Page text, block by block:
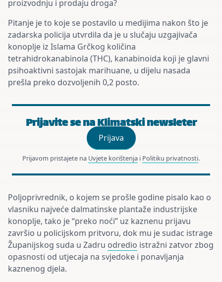
proizvodnju i prodaju droga?
Pitanje je to koje se postavilo u medijima nakon što je
zadarska policija utvrdila da je u slučaju uzgajivača
konoplje iz Islama Grčkog količina
tetrahidrokanabinola (THC), kanabinoida koji je glavni
psihoaktivni sastojak marihuane, u dijelu nasada
prešla preko dozvoljenih 0,2 posto.
Prijavite se na Klimatski newsleter
Prijava
Prijavom pristajete na Uvjete korištenja i Politiku privatnosti.
Poljoprivrednik, o kojem se prošle godine pisalo kao o
vlasniku najveće dalmatinske plantaže industrijske
konoplje, tako je “preko noći” uz kaznenu prijavu
završio u policijskom pritvoru, dok mu je sudac istrage
Županijskog suda u Zadru odredio istražni zatvor zbog
opasnosti od utjecaja na svjedoke i ponavljanja
kaznenog djela.